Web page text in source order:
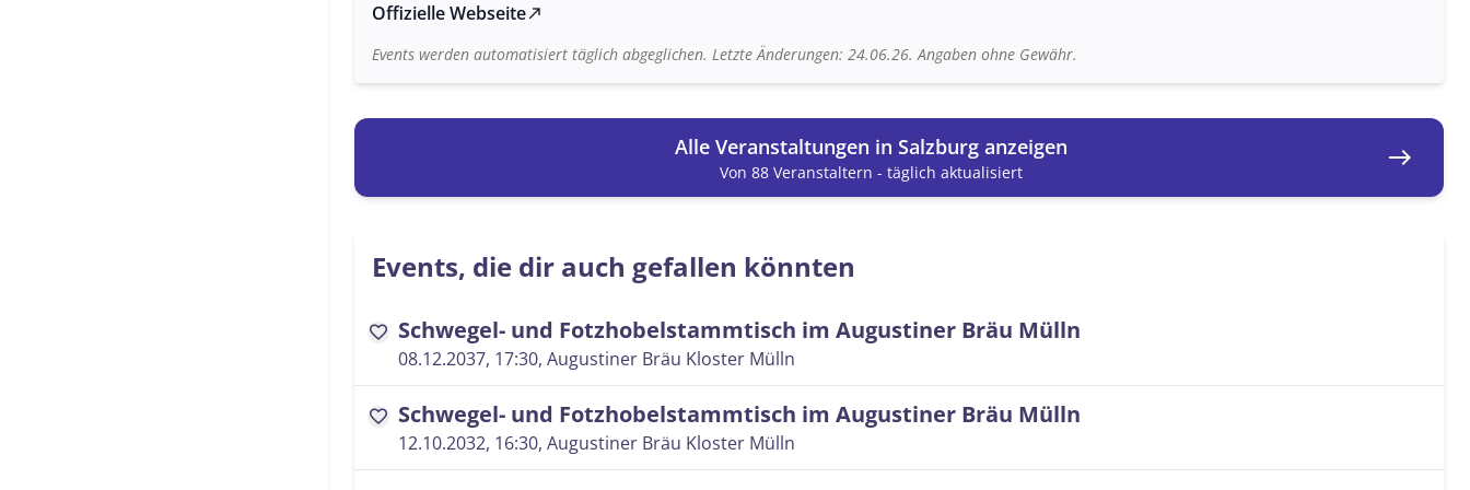
Offizielle Webseitenorth_east
Events werden automatisiert täglich abgeglichen. Letzte Änderungen: 24.06.26. Angaben ohne Gewähr.
Alle Veranstaltungen in Salzburg anzeigen
Von 88 Veranstaltern - täglich aktualisiert east
Events, die dir auch gefallen könnten
favorite Schwegel- und Fotzhobelstammtisch im Augustiner Bräu Mülln
08.12.2037, 17:30, Augustiner Bräu Kloster Mülln
favorite Schwegel- und Fotzhobelstammtisch im Augustiner Bräu Mülln
12.10.2032, 16:30, Augustiner Bräu Kloster Mülln